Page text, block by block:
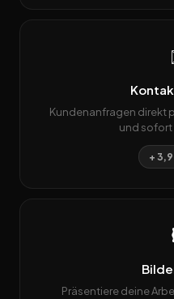
Kundenanfragen direkt
und sofort
+
Präsentiere deine